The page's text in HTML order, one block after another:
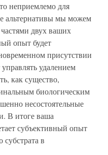
неприемлемо для
альтернативы мы можем
двух ваших
опыт будет
присутствии
удалением
как существо,
биологическим
несостоятельные
В итоге ваша
субъективный опыт
субстрата в